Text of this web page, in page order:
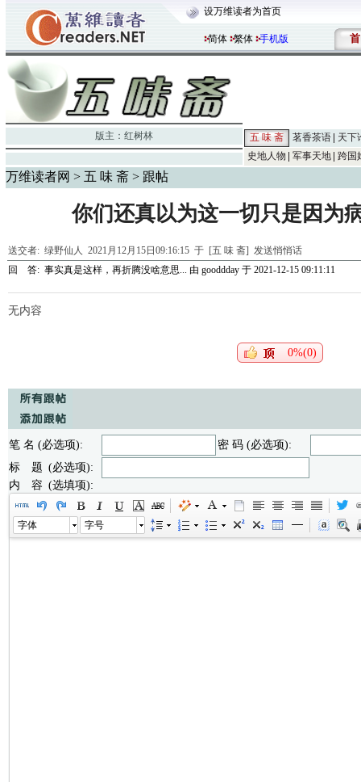
设万维读者为首页
简体 繁体 手机版 首
版主： 红树林 五 味 斋 茗香茶语
天下
史地人物
军事天地 跨国
万维读者网 > 五 味 斋 > 跟帖
你们还真以为这一切只是因为
送交者: 绿野仙人 2021月12月15日09:16:15 于 [五 味 斋] 发送悄悄话
回 答: 事实真是这样，再折腾没啥意思... 由 gooddday 于 2021-12-15 09:11:11
无内容
0%(0)
笔 名 (必选项):
密 码 (必选项):
标 题 (必选项):
内 容 (选填项):
字体 字号